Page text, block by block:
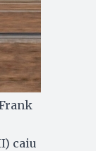
caiu